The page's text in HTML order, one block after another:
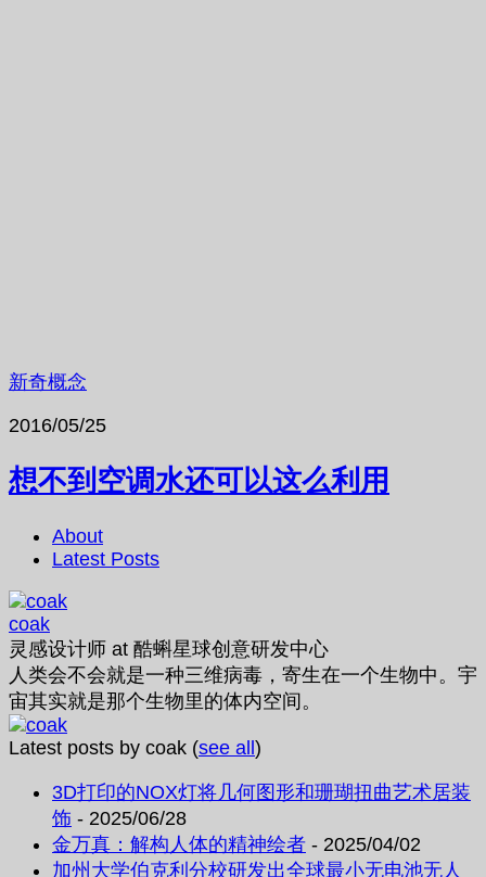
新奇概念
2016/05/25
想不到空调水还可以这么利用
About
Latest Posts
coak
灵感设计师 at 酷蝌星球创意研发中心
人类会不会就是一种三维病毒，寄生在一个生物中。宇
宙其实就是那个生物里的体内空间。
Latest posts by coak (see all)
3D打印的NOX灯将几何图形和珊瑚扭曲艺术居装
饰 - 2025/06/28
金万真：解构人体的精神绘者 - 2025/04/02
加州大学伯克利分校研发出全球最小无电池无人